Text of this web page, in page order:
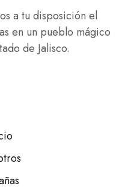
a tu disposición el
en un pueblo mágico
de Jalisco.